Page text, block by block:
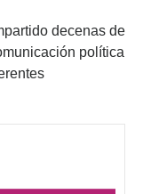
decenas de
política